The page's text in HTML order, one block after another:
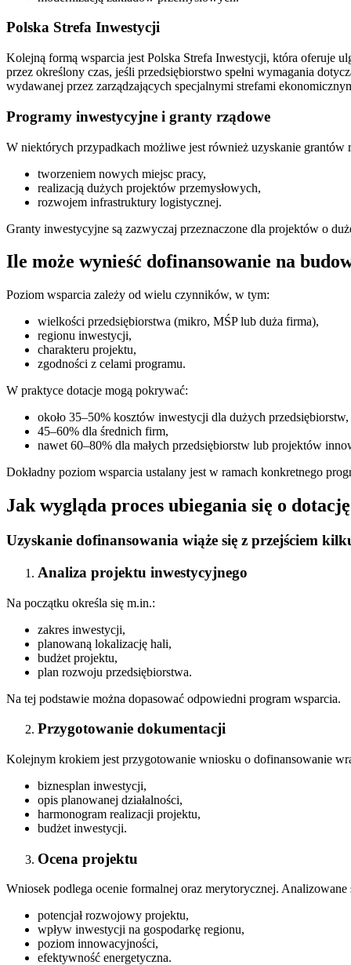
Polska Strefa Inwestycji
Kolejną formą wsparcia jest Polska Strefa Inwestycji, która oferuje
przez określony czas, jeśli przedsiębiorstwo spełni wymagania
wydawanej przez zarządzających specjalnymi strefami
Programy inwestycyjne i granty rządowe
W niektórych przypadkach możliwe jest również uzyskanie
tworzeniem nowych miejsc pracy,
realizacją dużych projektów przemysłowych,
rozwojem infrastruktury logistycznej.
Granty inwestycyjne są zazwyczaj przeznaczone dla projektów o
Ile może wynieść dofinansowanie na
Poziom wsparcia zależy od wielu czynników, w tym:
wielkości przedsiębiorstwa (mikro, MŚP lub duża firma),
regionu inwestycji,
charakteru projektu,
zgodności z celami programu.
W praktyce dotacje mogą pokrywać:
około 35–50% kosztów inwestycji dla dużych przedsiębiorstw,
45–60% dla średnich firm,
nawet 60–80% dla małych przedsiębiorstw lub projektów
Dokładny poziom wsparcia ustalany jest w ramach konkretnego
Jak wygląda proces ubiegania się o
Uzyskanie dofinansowania wiąże się z przejściem
Analiza projektu inwestycyjnego
Na początku określa się m.in.:
zakres inwestycji,
planowaną lokalizację hali,
budżet projektu,
plan rozwoju przedsiębiorstwa.
Na tej podstawie można dopasować odpowiedni program wsparcia.
Przygotowanie dokumentacji
Kolejnym krokiem jest przygotowanie wniosku o dofinansowanie
biznesplan inwestycji,
opis planowanej działalności,
harmonogram realizacji projektu,
budżet inwestycji.
Ocena projektu
Wniosek podlega ocenie formalnej oraz merytorycznej. Analizowane
potencjał rozwojowy projektu,
wpływ inwestycji na gospodarkę regionu,
poziom innowacyjności,
efektywność energetyczna.